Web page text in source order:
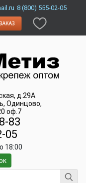
8 (800) 555-02-05
д.29А
Одинцово,
оф.7
83
05
18:00